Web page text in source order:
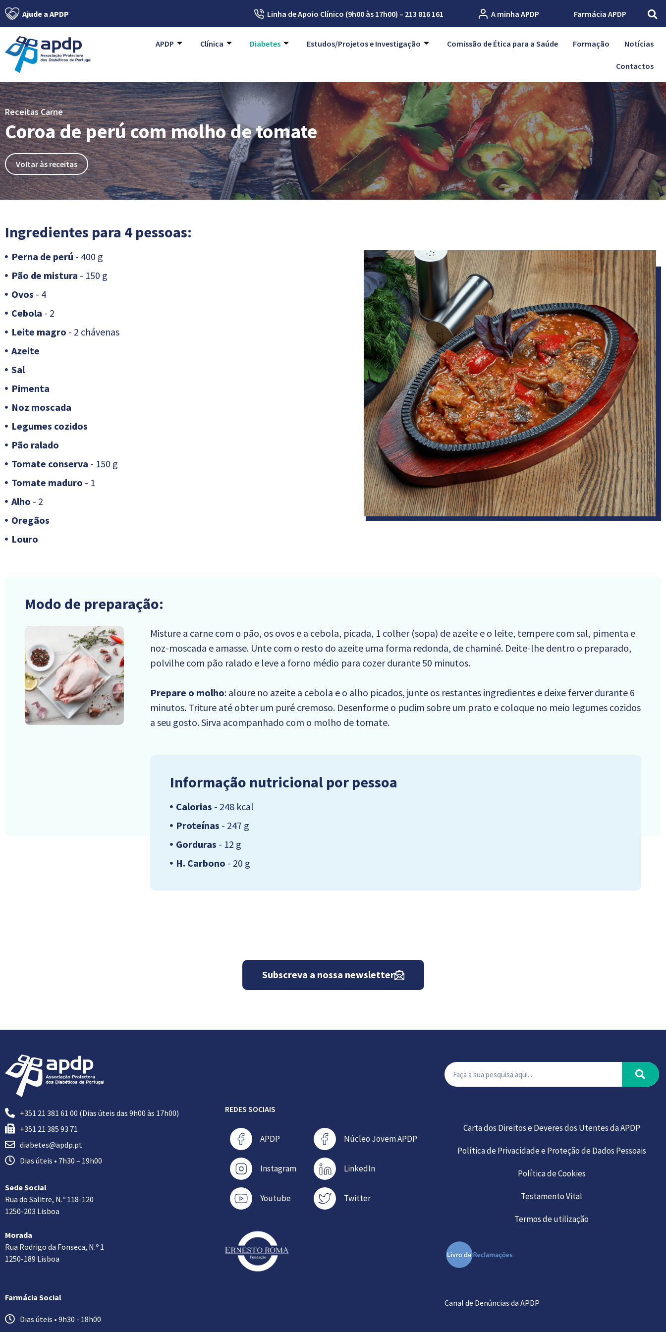
Ajude a APDP Linha de Apoio Clínico (9h00 às 17h00) – 213 816 161 A minha APDP Farmácia APDP
APDP Clínica Diabetes Estudos/Projetos e Investigação Comissão de Ética para a Saúde Formação Notícias
Contactos
Receitas Carne
Coroa de perú com molho de tomate
Voltar às receitas
Ingredientes para 4 pessoas:
Perna de perú - 400 g
Pão de mistura - 150 g
Ovos - 4
Cebola - 2
Leite magro - 2 chávenas
Azeite
Sal
Pimenta
Noz moscada
Legumes cozidos
Pão ralado
Tomate conserva - 150 g
Tomate maduro - 1
Alho - 2
Oregãos
Louro
Modo de preparação:
Misture a carne com o pão, os ovos e a cebola, picada, 1 colher (sopa) de azeite e o leite, tempere com sal, pimenta e
noz-moscada e amasse. Unte com o resto do azeite uma forma redonda, de chaminé. Deite-lhe dentro o preparado,
polvilhe com pão ralado e leve a forno médio para cozer durante 50 minutos.
Prepare o molho: aloure no azeite a cebola e o alho picados, junte os restantes ingredientes e deixe ferver durante 6
minutos. Triture até obter um puré cremoso. Desenforme o pudim sobre um prato e coloque no meio legumes cozidos
a seu gosto. Sirva acompanhado com o molho de tomate.
Informação nutricional por pessoa
Calorias - 248 kcal
Proteínas - 247 g
Gorduras - 12 g
H. Carbono - 20 g
Subscreva a nossa newsletter
+351 21 381 61 00 (Dias úteis das 9h00 às 17h00)
+351 21 385 93 71
diabetes@apdp.pt
Dias úteis • 7h30 – 19h00
Sede Social
Rua do Salitre, N.º 118-120
1250-203 Lisboa
Morada
Rua Rodrigo da Fonseca, N.º 1
1250-189 Lisboa
Farmácia Social
Dias úteis • 9h30 - 18h00
REDES SOCIAIS
APDP
Instagram
Youtube
Núcleo Jovem APDP
LinkedIn
Twitter
Carta dos Direitos e Deveres dos Utentes da APDP
Política de Privacidade e Proteção de Dados Pessoais
Política de Cookies
Testamento Vital
Termos de utilização
Canal de Denúncias da APDP